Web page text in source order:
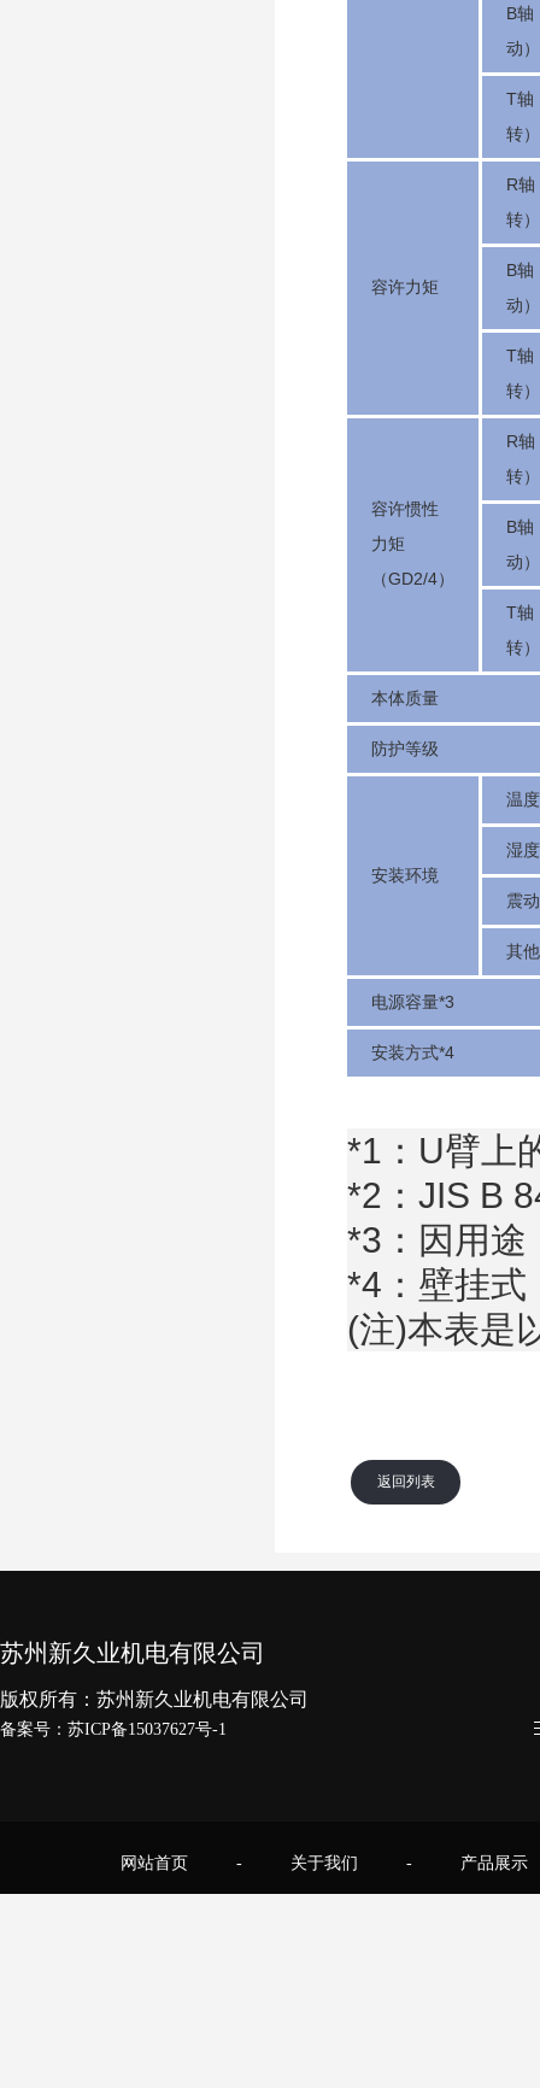
B轴
动）
T轴
转）
容许力矩
R轴
转）
B轴
动）
T轴
转）
容许惯性
力矩
（GD2/4）
R轴
转）
B轴
动）
T轴
转）
本体质量
防护等级
安装环境
温度
湿度
震动
其他
电源容量*3
安装方式*4
*1：U臂上
*2：JIS B
*3：因用途
*4：壁挂式
(注)本表是
返回列表
苏州新久业机电有限公司
版权所有：苏州新久业机电有限公司
备案号： 苏ICP备15037627号-1
网站首页 - 关于我们 - 产品展示